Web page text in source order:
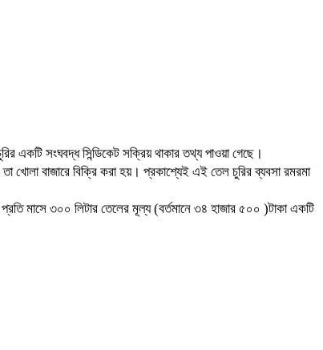
একটি সংঘবদ্ধ সিন্ডিকেট সক্রিয় থাকার তথ্য পাওয়া গেছে।
খোলা বাজারে বিক্রি করা হয়। প্রকাশ্যেই এই তেল চুরির ব্যবসা রমরমা
মাসে ৩০০ লিটার তেলের মূল্য (বর্তমানে ৩৪ হাজার ৫০০ )টাকা একটি